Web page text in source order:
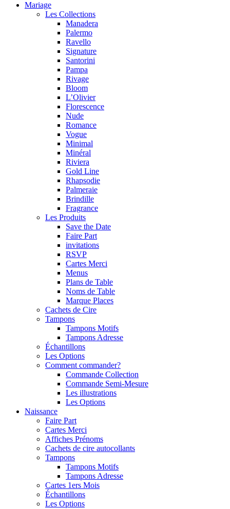
Mariage
Les Collections
Manadera
Palermo
Ravello
Signature
Santorini
Pampa
Rivage
Bloom
L’Olivier
Florescence
Nude
Romance
Vogue
Minimal
Minéral
Riviera
Gold Line
Rhapsodie
Palmeraie
Brindille
Fragrance
Les Produits
Save the Date
Faire Part
invitations
RSVP
Cartes Merci
Menus
Plans de Table
Noms de Table
Marque Places
Cachets de Cire
Tampons
Tampons Motifs
Tampons Adresse
Échantillons
Les Options
Comment commander?
Commande Collection
Commande Semi-Mesure
Les illustrations
Les Options
Naissance
Faire Part
Cartes Merci
Affiches Prénoms
Cachets de cire autocollants
Tampons
Tampons Motifs
Tampons Adresse
Cartes 1ers Mois
Échantillons
Les Options